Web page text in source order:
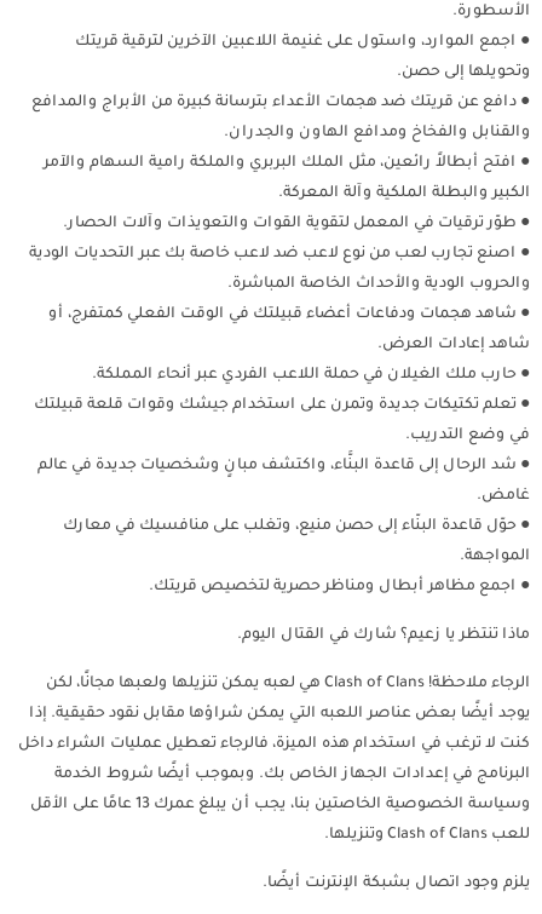
الأسطورة.
● اجمع الموارد، واستول على غنيمة اللاعبين الآخرين لترقية قريتك
وتحويلها إلى حصن.
● دافع عن قريتك ضد هجمات الأعداء بترسانة كبيرة من الأبراج والمدافع
والقنابل والفخاخ ومدافع الهاون والجدران.
● افتح أبطالاً رائعين، مثل الملك البربري والملكة رامية السهام والآمر
الكبير والبطلة الملكية وآلة المعركة.
● طوّر ترقيات في المعمل لتقوية القوات والتعويذات وآلات الحصار.
● اصنع تجارب لعب من نوع لاعب ضد لاعب خاصة بك عبر التحديات الودية
والحروب الودية والأحداث الخاصة المباشرة.
● شاهد هجمات ودفاعات أعضاء قبيلتك في الوقت الفعلي كمتفرج، أو
شاهد إعادات العرض.
● حارب ملك الغيلان في حملة اللاعب الفردي عبر أنحاء المملكة.
● تعلم تكتيكات جديدة وتمرن على استخدام جيشك وقوات قلعة قبيلتك
في وضع التدريب.
● شد الرحال إلى قاعدة البنَّاء، واكتشف مبانٍ وشخصيات جديدة في عالم
غامض.
● حوّل قاعدة البنّاء إلى حصن منيع، وتغلب على منافسيك في معارك
المواجهة.
● اجمع مظاهر أبطال ومناظر حصرية لتخصيص قريتك.
ماذا تنتظر يا زعيم؟ شارك في القتال اليوم.
الرجاء ملاحظة! Clash of Clans هي لعبه يمكن تنزيلها ولعبها مجانًا، لكن
يوجد أيضًا بعض عناصر اللعبه التي يمكن شراؤها مقابل نقود حقيقية. إذا
كنت لا ترغب في استخدام هذه الميزة، فالرجاء تعطيل عمليات الشراء داخل
البرنامج في إعدادات الجهاز الخاص بك. وبموجب أيضًا شروط الخدمة
وسياسة الخصوصية الخاصتين بنا، يجب أن يبلغ عمرك 13 عامًا على الأقل
للعب Clash of Clans وتنزيلها.
يلزم وجود اتصال بشبكة الإنترنت أيضًا.